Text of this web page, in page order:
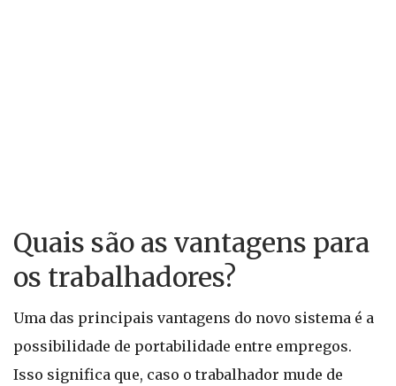
Quais são as vantagens para
os trabalhadores?
Uma das principais vantagens do novo sistema é a
possibilidade de portabilidade entre empregos.
Isso significa que, caso o trabalhador mude de